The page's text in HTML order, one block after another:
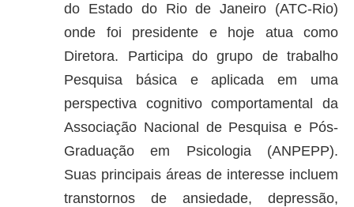
do Estado do Rio de Janeiro (ATC-Rio)
onde foi presidente e hoje atua como
Diretora. Participa do grupo de trabalho
Pesquisa básica e aplicada em uma
perspectiva cognitivo comportamental da
Associação Nacional de Pesquisa e Pós-
Graduação em Psicologia (ANPEPP).
Suas principais áreas de interesse incluem
transtornos de ansiedade, depressão,